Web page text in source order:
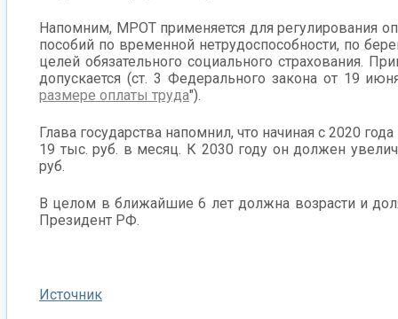
Напомним, МРОТ применяется для регулирования
пособий по временной нетрудоспособности, по
целей обязательного социального страхования.
допускается (ст. 3 Федерального закона от 19
размере оплаты труда").
Глава государства напомнил, что начиная с 2020
19 тыс. руб. в месяц. К 2030 году он должен
руб.
В целом в ближайшие 6 лет должна возрасти и
Президент РФ.
Источник